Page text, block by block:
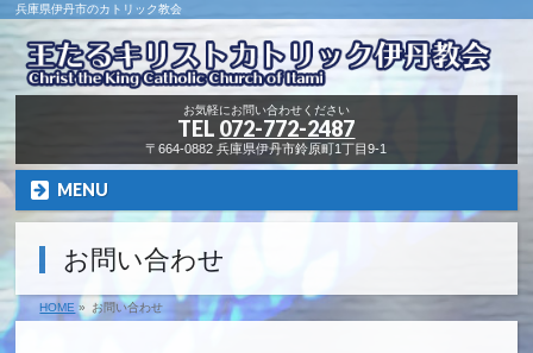
兵庫県伊丹市のカトリック教会
お気軽にお問い合わせください
TEL 072-772-2487
〒664-0882 兵庫県伊丹市鈴原町1丁目9-1
MENU
お問い合わせ
HOME » お問い合わせ